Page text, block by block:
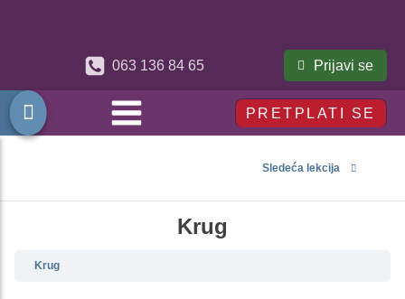
063 136 84 65 Prijavi se
PRETPLATI SE
Sledeća lekcija
Krug
Krug